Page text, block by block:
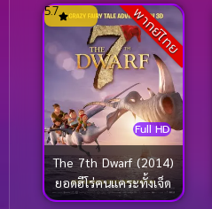
พากย์ไทย
Full HD
5.7
The 7th Dwarf (2014)
ยอดฮีโร่คนแคระทั้งเจ็ด